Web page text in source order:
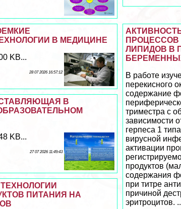
ПРОЦЕССОВ
ЛИПИДОВ В
В работе
перекисного
содержание
триместра с
зависимости
гepпeса 1
вирусной
активации
продуктов
содержания
при титре
причиной
эритроцитов.
В МЕДИЦИНЕ
KB...
28 07 2026 16:57:12
В
KB...
27 07 2026 11:49:43
ПИТАНИЯ НА